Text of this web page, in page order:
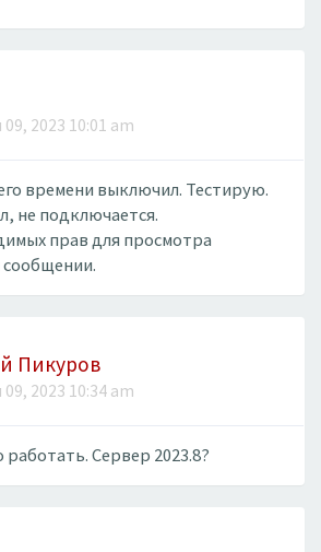
09, 2023 10:01 am
времени выключил. Тестирую.
не подключается.
прав для просмотра
Пикуров
09, 2023 10:34 am
Сервер 2023.8?